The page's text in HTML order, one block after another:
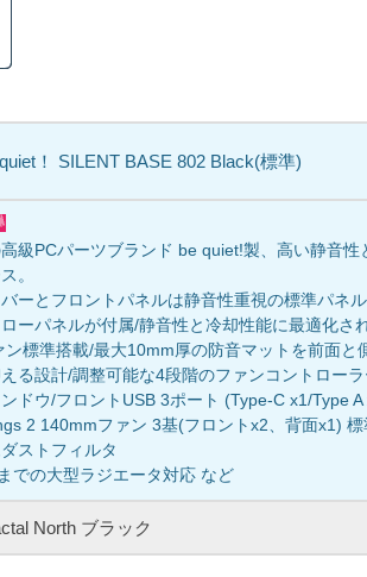
！ SILENT BASE 802 Black(標準)
高級PCパーツブランド be quiet!製、高い静音性
。
バーとフロントパネルは静音性重視の標準パネ
ーパネルが付属/静音性と冷却性能に最適化さ
ン標準搭載/最大10mm厚の防音マットを前面と
る設計/調整可能な4段階のファンコントロー
ドウ/フロントUSB 3ポート (Type-C x1/Type A
2 140mmファン 3基(フロントx2、背面x1) 標
ダストフィルタ
での大型ラジエータ対応 など
North ブラック